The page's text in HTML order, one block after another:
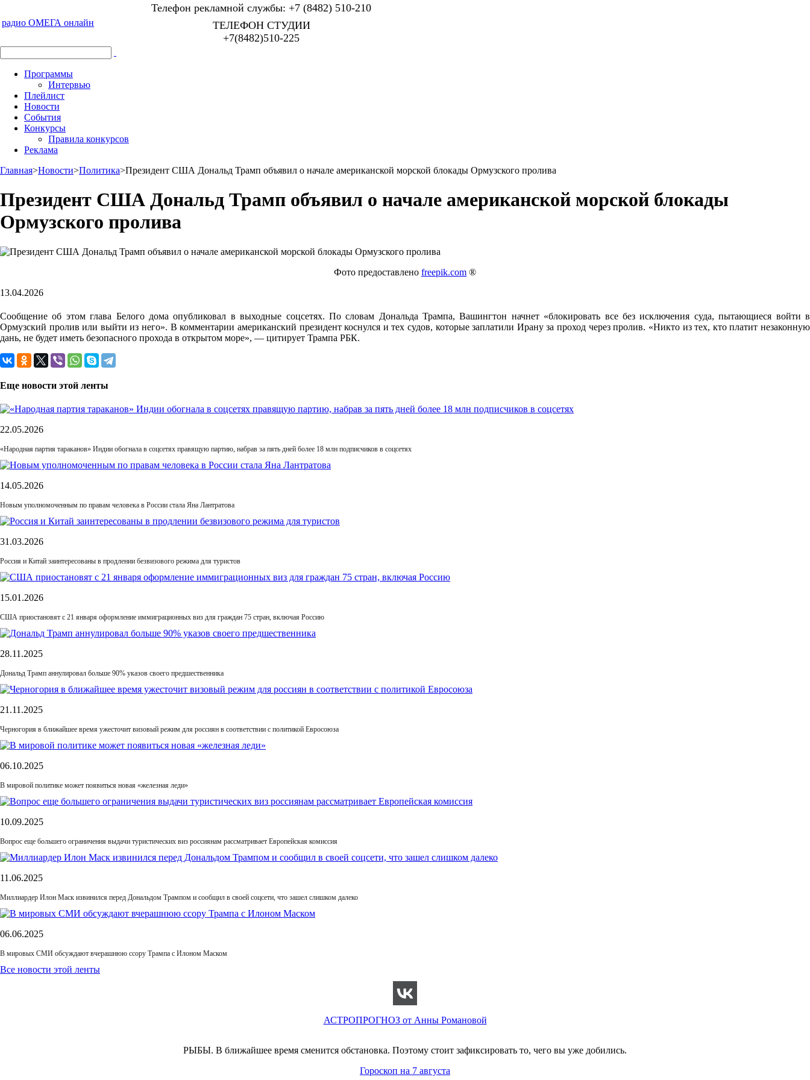
радио ОМЕГА онлайн
Телефон рекламной службы: +7 (8482) 510-210
ТЕЛЕФОН СТУДИИ
+7(8482)510-225
Программы
Интервью
Плейлист
Новости
События
Конкурсы
Правила конкурсов
Реклама
Главная>Новости>Политика>Президент США Дональд Трамп объявил о начале американской морской блокады Ормузского пролива
Президент США Дональд Трамп объявил о начале американской морской блокады
Ормузского пролива
Фото предоставлено freepik.com ®
13.04.2026
Сообщение об этом глава Белого дома опубликовал в выходные соцсетях. По словам Дональда Трампа, Вашингтон начнет «блокировать все без исключения суда, пытающиеся войти в
Ормузский пролив или выйти из него». В комментарии американский президент коснулся и тех судов, которые заплатили Ирану за проход через пролив. «Никто из тех, кто платит незаконную
дань, не будет иметь безопасного прохода в открытом море», — цитирует Трампа РБК.
Еще новости этой ленты
22.05.2026
«Народная партия тараканов» Индии обогнала в соцсетях правящую партию, набрав за пять дней более 18 млн подписчиков в соцсетях
14.05.2026
Новым уполномоченным по правам человека в России стала Яна Лантратова
31.03.2026
Россия и Китай заинтересованы в продлении безвизового режима для туристов
15.01.2026
США приостановят с 21 января оформление иммиграционных виз для граждан 75 стран, включая Россию
28.11.2025
Дональд Трамп аннулировал больше 90% указов своего предшественника
21.11.2025
Черногория в ближайшее время ужесточит визовый режим для россиян в соответствии с политикой Евросоюза
06.10.2025
В мировой политике может появиться новая «железная леди»
10.09.2025
Вопрос еще большего ограничения выдачи туристических виз россиянам рассматривает Европейская комиссия
11.06.2025
Миллиардер Илон Маск извинился перед Дональдом Трампом и сообщил в своей соцсети, что зашел слишком далеко
06.06.2025
В мировых СМИ обсуждают вчерашнюю ссору Трампа с Илоном Маском
Все новости этой ленты
АСТРОПРОГНОЗ от Анны Романовой
РЫБЫ. В ближайшее время сменится обстановка. Поэтому стоит зафиксировать то, чего вы уже добились.
Гороскоп на 7 августа